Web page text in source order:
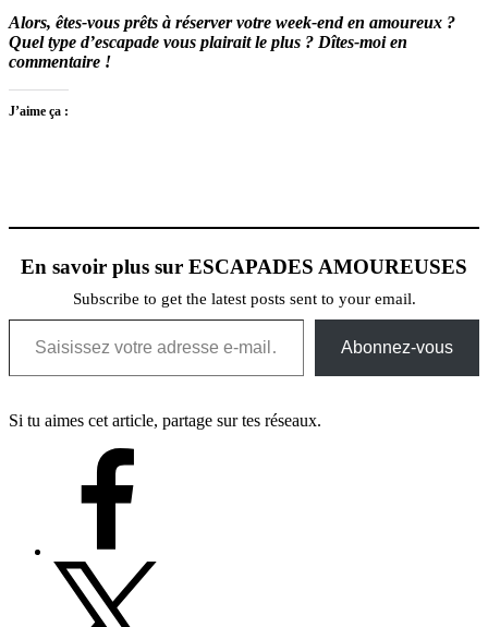
Alors, êtes-vous prêts à réserver votre week-end en amoureux ?
Quel type d’escapade vous plairait le plus ? Dîtes-moi en
commentaire !
J’aime ça :
En savoir plus sur ESCAPADES AMOUREUSES
Subscribe to get the latest posts sent to your email.
Saisissez votre adresse e-mail…
Abonnez-vous
Si tu aimes cet article, partage sur tes réseaux.